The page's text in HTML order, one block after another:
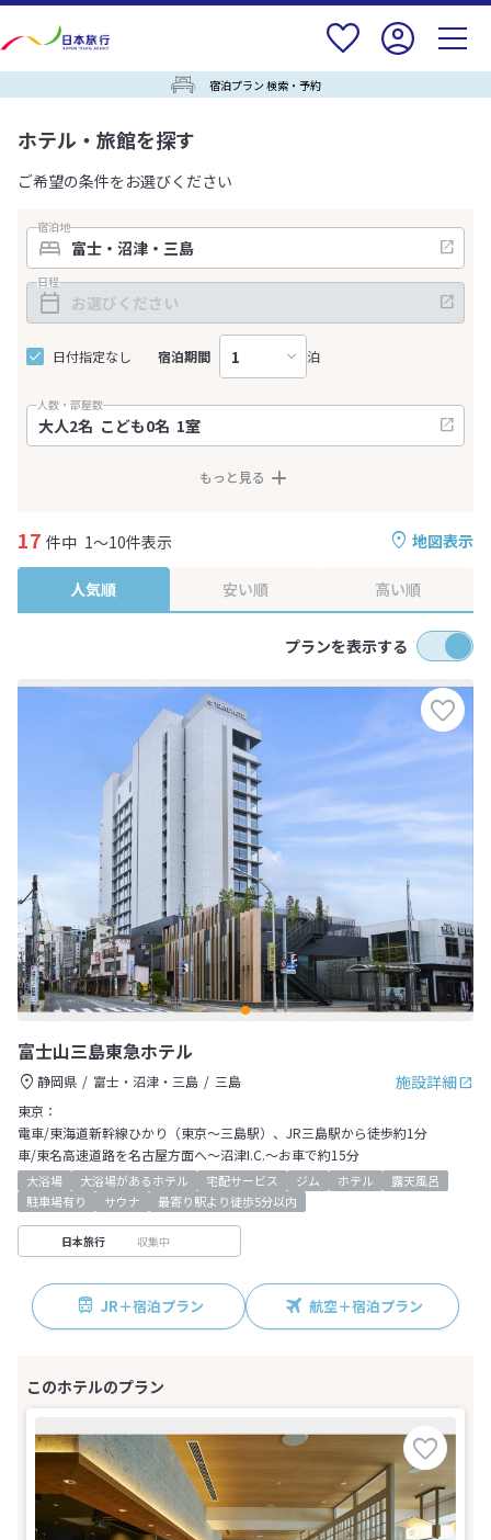
宿泊プラン 検索・予約
ホテル・旅館を探す
ご希望の条件をお選びください
宿泊地
日程
日付指定なし 宿泊期間 泊
人数・部屋数
もっと見る
地図表示
17 件中 1～10件表示
人気順 安い順 高い順
プランを表示する
富士山三島東急ホテル
施設詳細
静岡県 富士・沼津・三島
三島
東京：
電車/東海道新幹線ひかり（東京～三島駅）、JR三島駅から徒歩約1分
車/東名高速道路を名古屋方面へ～沼津I.C.～お車で約15分
大浴場 大浴場があるホテル 宅配サービス ジム ホテル
露天風呂
駐車場有り
サウナ 最寄り駅より徒歩5分以内
日本旅行 収集中
JR＋宿泊プラン 航空＋宿泊プラン